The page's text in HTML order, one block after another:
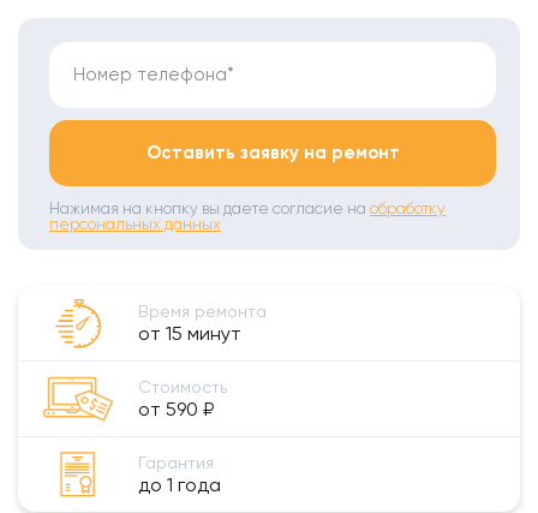
Номер телефона*
Оставить заявку на ремонт
Нажимая на кнопку вы даете согласие на обработку
персональных данных
Время ремонта
от 15 минут
Стоимость
от 590 ₽
Гарантия
до 1 года